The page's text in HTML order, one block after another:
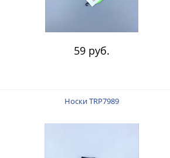
59 руб.
Носки TRP7989